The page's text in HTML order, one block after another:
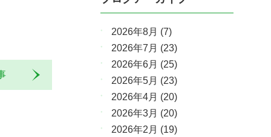
2026年8月 (7)
2026年7月 (23)
2026年6月 (25)
2026年5月 (23)
2026年4月 (20)
2026年3月 (20)
2026年2月 (19)